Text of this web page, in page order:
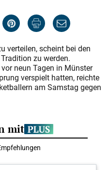
verteilen, scheint bei den
zu werden.
neun Tagen in Münster
verspielt hatten, reichte
am Samstag gegen